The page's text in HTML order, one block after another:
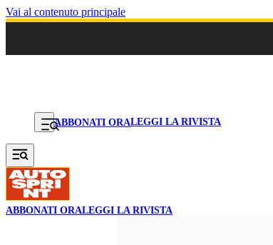
Vai al contenuto principale
ABBONATI ORALEGGI LA RIVISTA
ABBONATI ORALEGGI LA RIVISTA